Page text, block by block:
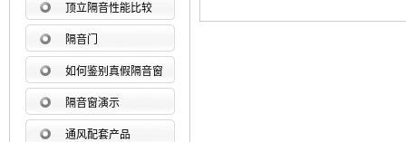
顶立隔音性能比较
隔音门
如何鉴别真假隔音窗
隔音窗演示
通风配套产品